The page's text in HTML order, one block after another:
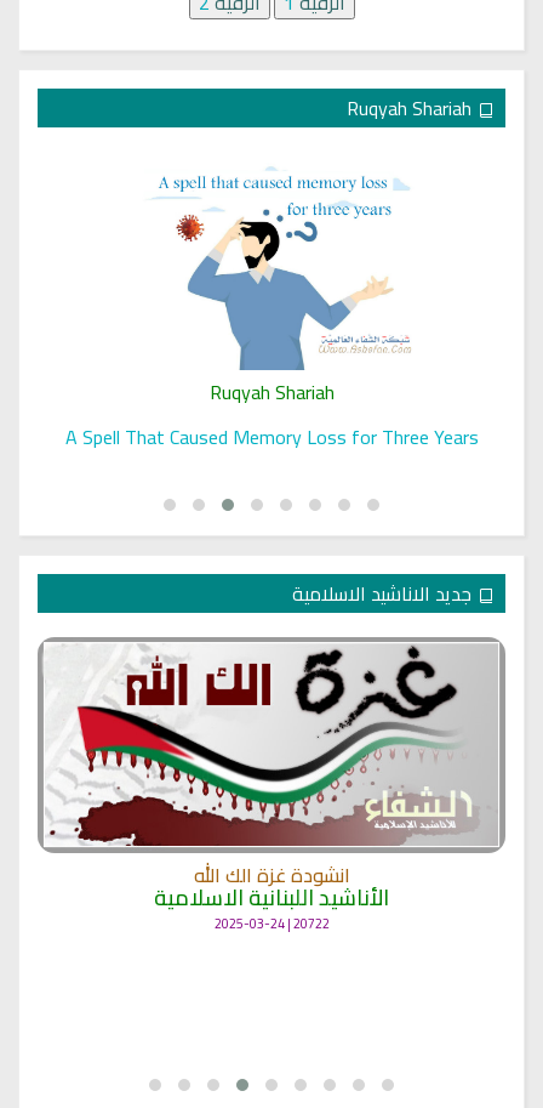
Ruqyah Shariah
A Spell That Caused Memory Loss for Three Years
جديد الاناشيد الاسلامية
انشودة غزة الك الله
الأناشيد اللبنانية الاسلامية
20722 | 2025-03-24